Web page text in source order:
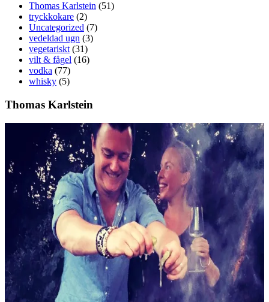
Thomas Karlstein (51)
tryckkokare (2)
Uncategorized (7)
vedeldad ugn (3)
vegetariskt (31)
vilt & fågel (16)
vodka (77)
whisky (5)
Thomas Karlstein